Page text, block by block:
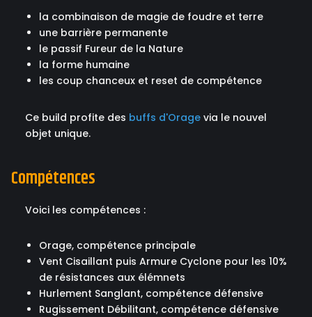
la combinaison de magie de foudre et terre
une barrière permanente
le passif Fureur de la Nature
la forme humaine
les coup chanceux et reset de compétence
Ce build profite des buffs d'Orage via le nouvel
objet unique.
Compétences
Voici les compétences :
Orage, compétence principale
Vent Cisaillant puis Armure Cyclone pour les 10%
de résistances aux élémnets
Hurlement Sanglant, compétence défensive
Rugissement Débilitant, compétence défensive